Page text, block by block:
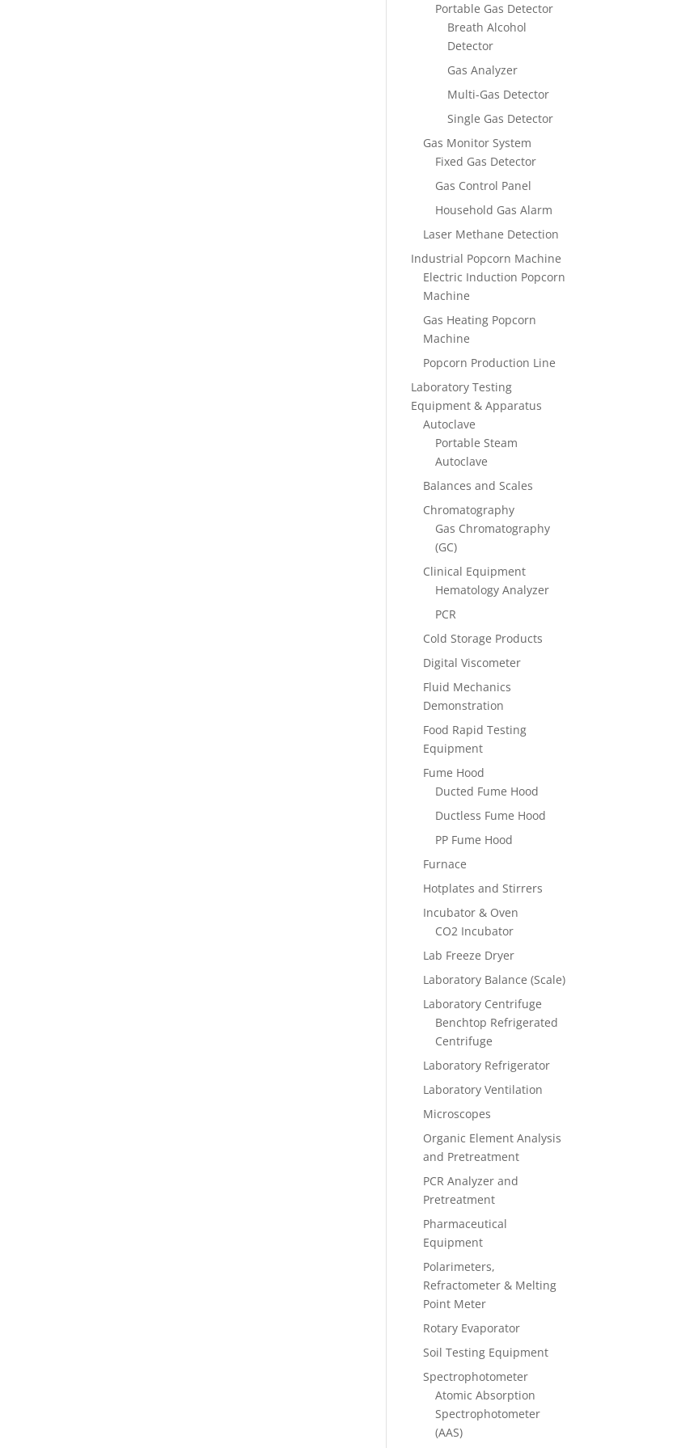
Portable Gas Detector
Breath Alcohol
Detector
Gas Analyzer
Multi-Gas Detector
Single Gas Detector
Gas Monitor System
Fixed Gas Detector
Gas Control Panel
Household Gas Alarm
Laser Methane Detection
Industrial Popcorn Machine
Electric Induction Popcorn
Machine
Gas Heating Popcorn
Machine
Popcorn Production Line
Laboratory Testing
Equipment & Apparatus
Autoclave
Portable Steam
Autoclave
Balances and Scales
Chromatography
Gas Chromatography
(GC)
Clinical Equipment
Hematology Analyzer
PCR
Cold Storage Products
Digital Viscometer
Fluid Mechanics
Demonstration
Food Rapid Testing
Equipment
Fume Hood
Ducted Fume Hood
Ductless Fume Hood
PP Fume Hood
Furnace
Hotplates and Stirrers
Incubator & Oven
CO2 Incubator
Lab Freeze Dryer
Laboratory Balance (Scale)
Laboratory Centrifuge
Benchtop Refrigerated
Centrifuge
Laboratory Refrigerator
Laboratory Ventilation
Microscopes
Organic Element Analysis
and Pretreatment
PCR Analyzer and
Pretreatment
Pharmaceutical
Equipment
Polarimeters,
Refractometer & Melting
Point Meter
Rotary Evaporator
Soil Testing Equipment
Spectrophotometer
Atomic Absorption
Spectrophotometer
(AAS)